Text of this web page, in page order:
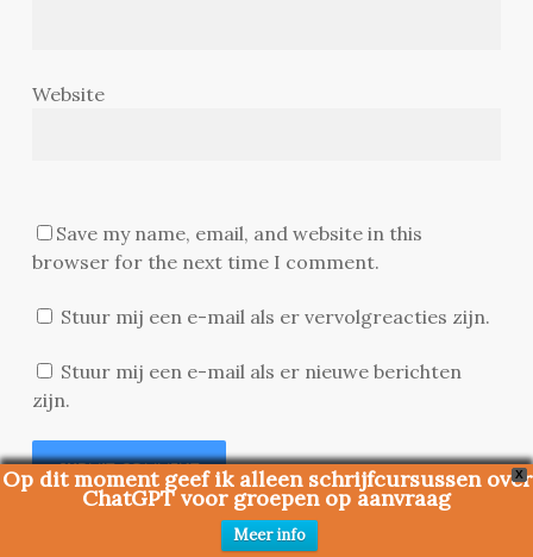
Website
Save my name, email, and website in this
browser for the next time I comment.
Stuur mij een e-mail als er vervolgreacties zijn.
Stuur mij een e-mail als er nieuwe berichten
zijn.
X
Op dit moment geef ik alleen schrijfcursussen over
ChatGPT voor groepen op aanvraag
Meer info